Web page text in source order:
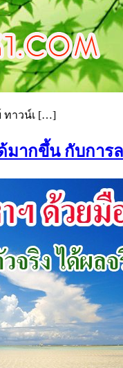
ทาวน์เ […]
มากขึ้น กับกา